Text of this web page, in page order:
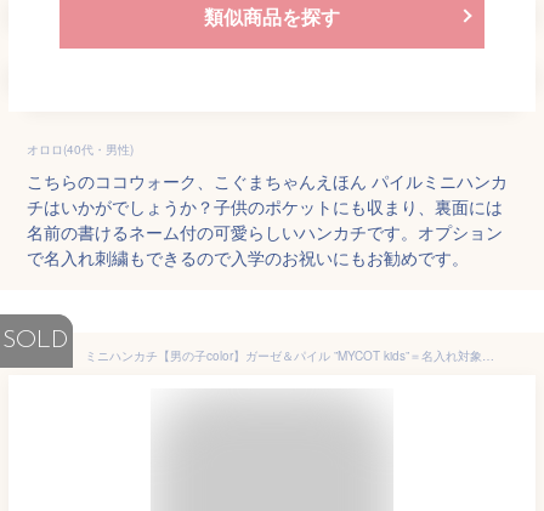
類似商品を探す
オロロ(40代・男性)
こちらのココウォーク、こぐまちゃんえほん パイルミニハンカ
チはいかがでしょうか？子供のポケットにも収まり、裏面には
名前の書けるネーム付の可愛らしいハンカチです。オプション
で名入れ刺繍もできるので入学のお祝いにもお勧めです。
SOLD
ミニハンカチ【男の子color】ガーゼ＆パイル ”MYCOT kids”＝名入れ対象（5文字まで)＝ 15cm 16種類 ネームタグ付き 日本製 子供/キッズ/通園/入園準備/入学準備/入園祝い/入学祝い/小学生/園児/卒園祝い/卒園記念/売れ筋/当店オススメ【メール便OK】【小型宅配便OK】